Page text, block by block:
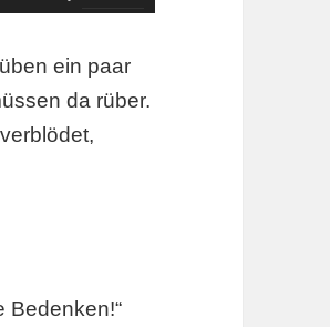
Hoch/Runter
um
ein paar
da rüber.
Bedenken!“